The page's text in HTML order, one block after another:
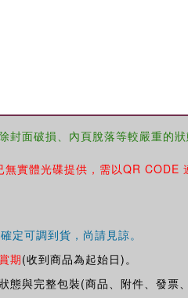
面破損、內頁脫落等較嚴重的狀
實體光碟提供，需以QR CODE
定可調到貨，尚請見諒。
期(收到商品為起始日)。
與完整包裝(商品、附件、發票